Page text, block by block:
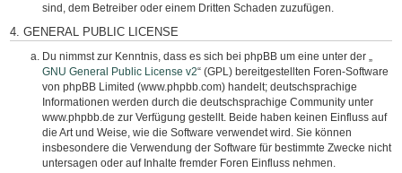
sind, dem Betreiber oder einem Dritten Schaden zuzufügen.
4. GENERAL PUBLIC LICENSE
Du nimmst zur Kenntnis, dass es sich bei phpBB um eine unter der „
GNU General Public License v2“ (GPL) bereitgestellten Foren-Software
von phpBB Limited (www.phpbb.com) handelt; deutschsprachige
Informationen werden durch die deutschsprachige Community unter
www.phpbb.de zur Verfügung gestellt. Beide haben keinen Einfluss auf
die Art und Weise, wie die Software verwendet wird. Sie können
insbesondere die Verwendung der Software für bestimmte Zwecke nicht
untersagen oder auf Inhalte fremder Foren Einfluss nehmen.